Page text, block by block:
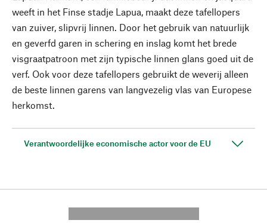
weeft in het Finse stadje Lapua, maakt deze tafellopers
van zuiver, slipvrij linnen. Door het gebruik van natuurlijk
en geverfd garen in schering en inslag komt het brede
visgraatpatroon met zijn typische linnen glans goed uit de
verf. Ook voor deze tafellopers gebruikt de weverij alleen
de beste linnen garens van langvezelig vlas van Europese
herkomst.
Verantwoordelijke economische actor voor de EU